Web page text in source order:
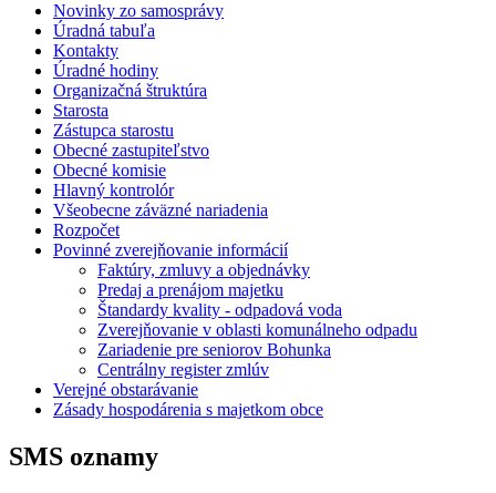
Novinky zo samosprávy
Úradná tabuľa
Kontakty
Úradné hodiny
Organizačná štruktúra
Starosta
Zástupca starostu
Obecné zastupiteľstvo
Obecné komisie
Hlavný kontrolór
Všeobecne záväzné nariadenia
Rozpočet
Povinné zverejňovanie informácií
Faktúry, zmluvy a objednávky
Predaj a prenájom majetku
Štandardy kvality - odpadová voda
Zverejňovanie v oblasti komunálneho odpadu
Zariadenie pre seniorov Bohunka
Centrálny register zmlúv
Verejné obstarávanie
Zásady hospodárenia s majetkom obce
SMS oznamy